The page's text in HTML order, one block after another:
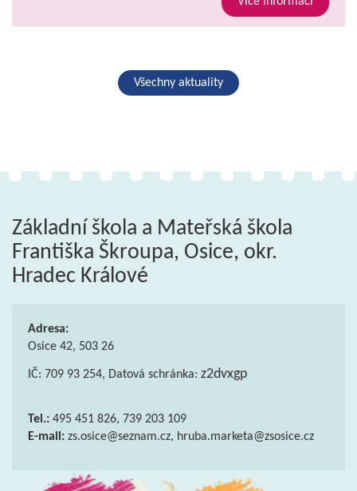
Všechny aktuality
Základní škola a Mateřská škola
Františka Škroupa, Osice, okr.
Hradec Králové
Adresa:
Osice 42, 503 26
IČ: 709 93 254, Datová schránka: z2dvxgp
Tel.: 495 451 826, 739 203 109
E-mail: zs.osice@seznam.cz, hruba.marketa@zsosice.cz